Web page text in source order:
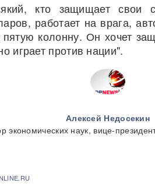
кто защищает свои
работает на врага,
колонну. Он хочет
играет против нации".
Алексей Недосекин
экономических наук, вице-